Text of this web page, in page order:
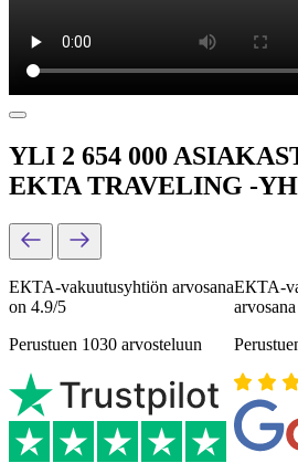
YLI 2 654 000
EKTA TRAVELING -
ЕКТА-vakuutusyhtiön arvosana
on 4.9/5
Perustuen 1030 arvosteluun
ЕКТА-